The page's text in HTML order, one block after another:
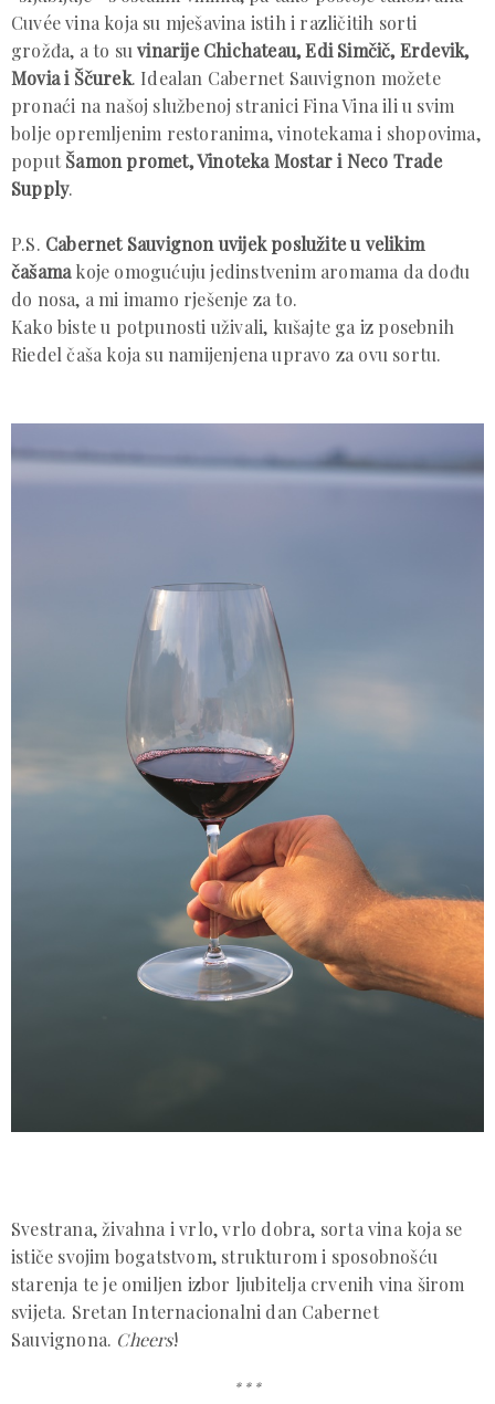
Cuvée vina koja su mješavina istih i različitih sorti
grožđa, a to suvinarije Chichateau, Edi Simčič, Erdevik,
Movia i Ščurek. Idealan Cabernet Sauvignon možete
pronaći na našoj službenoj stranici Fina Vina ili u svim
bolje opremljenim restoranima, vinotekama i shopovima,
poput Šamon promet, Vinoteka Mostar i Neco Trade
Supply.
P.S. Cabernet Sauvignon uvijek poslužite u velikim
čašamakoje omogućuju jedinstvenim aromama da dođu
do nosa, a mi imamo rješenje za to.
Kako biste u potpunosti uživali, kušajte ga iz posebnih
Riedel čaša koja su namijenjena upravo za ovu sortu.
Svestrana, živahna i vrlo, vrlo dobra, sorta vina koja se
ističe svojim bogatstvom, strukturom i sposobnošću
starenja te je omiljen izbor ljubitelja crvenih vina širom
svijeta. Sretan Internacionalni dan Cabernet
Sauvignona. Cheers!
* * *